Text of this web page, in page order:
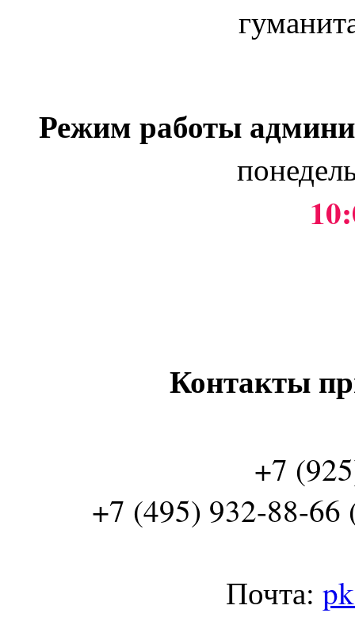
Режим работы
Контакты
+7
+7 (495) 932-88-66
Почта: